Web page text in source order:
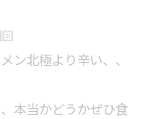
ン北極より辛い、、
本当かどうかぜひ食